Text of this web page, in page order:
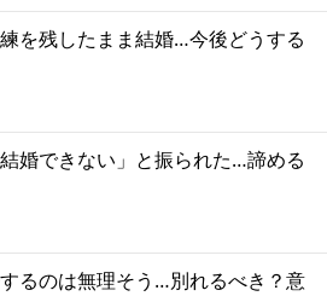
を残したまま結婚…今後どうする
婚できない」と振られた…諦める
るのは無理そう…別れるべき？意